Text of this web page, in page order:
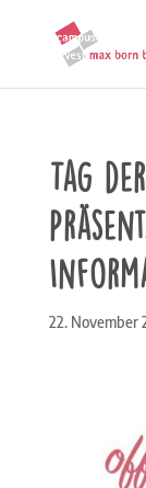
Tag
22. November